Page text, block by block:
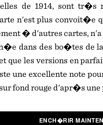
de 1914, sont
n'est plus convoit�e
� d'autres cartes,
dans des bo�tes de
que les versions en
une excellente note
fond rouge d'apr�s
ENCH�RIR